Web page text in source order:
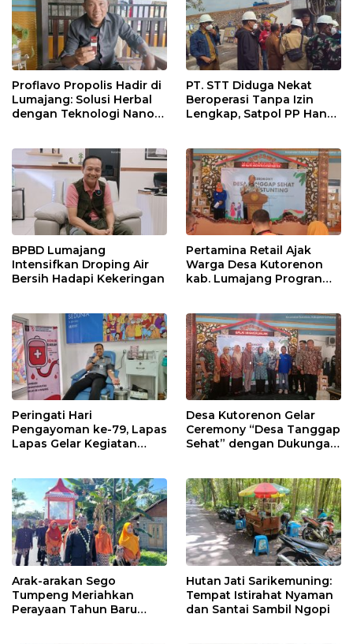
Proflavo Propolis Hadir di
Lumajang: Solusi Herbal
dengan Teknologi Nano
PT. STT Diduga Nekat
Beroperasi Tanpa Izin
Lengkap, Satpol PP Hanya
BPBD Lumajang
Intensifkan Droping Air
Bersih Hadapi Kekeringan
Pertamina Retail Ajak
Warga Desa Kutorenon
kab. Lumajang Progran
Darurat
Peringati Hari
Pengayoman ke-79, Lapas
Lapas Gelar Kegiatan
Desa Kutorenon Gelar
Ceremony “Desa Tanggap
Sehat” dengan Dukungan
Arak-arakan Sego
Tumpeng Meriahkan
Perayaan Tahun Baru
Hutan Jati Sarikemuning:
Tempat Istirahat Nyaman
dan Santai Sambil Ngopi